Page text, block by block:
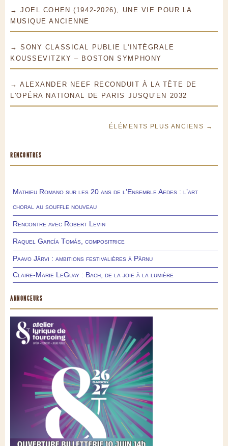
→ JOEL COHEN (1942-2026), UNE VIE POUR LA
MUSIQUE ANCIENNE
→ SONY CLASSICAL PUBLIE L'INTÉGRALE
KOUSSEVITZKY – BOSTON SYMPHONY
→ ALEXANDER NEEF RECONDUIT À LA TÊTE DE
L'OPÉRA NATIONAL DE PARIS JUSQU'EN 2032
ÉLÉMENTS PLUS ANCIENS →
RENCONTRES
Mathieu Romano sur les 20 ans de l’Ensemble Aedes : l’art
choral au souffle nouveau
Rencontre avec Robert Levin
Raquel García Tomás, compositrice
Paavo Järvi : ambitions festivalières à Pärnu
Claire-Marie LeGuay : Bach, de la joie à la lumière
ANNONCEURS